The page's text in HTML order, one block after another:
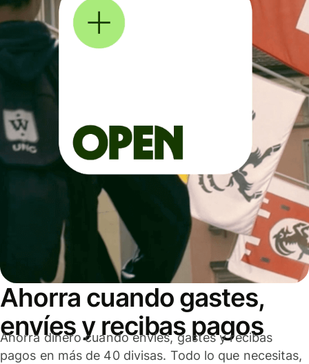
Ahorra cuando gastes,
envíes y recibas pagos
Ahorra dinero cuando envíes, gastes y recibas
pagos en más de 40 divisas. Todo lo que necesitas,